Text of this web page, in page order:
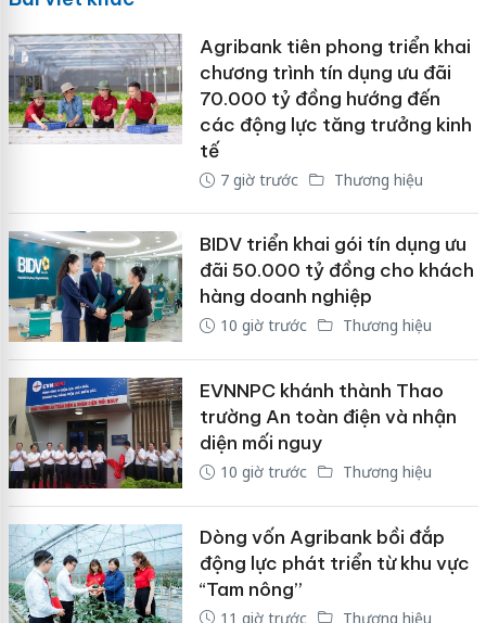
Agribank tiên phong triển khai
chương trình tín dụng ưu đãi
70.000 tỷ đồng hướng đến
các động lực tăng trưởng kinh
tế
7 giờ trước Thương hiệu
BIDV triển khai gói tín dụng ưu
đãi 50.000 tỷ đồng cho khách
hàng doanh nghiệp
10 giờ trước Thương hiệu
EVNNPC khánh thành Thao
trường An toàn điện và nhận
diện mối nguy
10 giờ trước Thương hiệu
Dòng vốn Agribank bồi đắp
động lực phát triển từ khu vực
“Tam nông”
11 giờ trước Thương hiệu